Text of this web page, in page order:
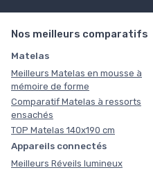
Nos meilleurs comparatifs
Matelas
Meilleurs Matelas en mousse à
mémoire de forme
Comparatif Matelas à ressorts
ensachés
TOP Matelas 140x190 cm
Appareils connectés
Meilleurs Réveils lumineux